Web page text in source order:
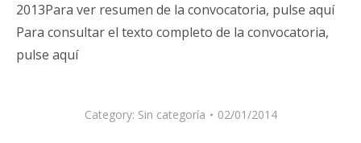
2013Para ver resumen de la convocatoria, pulse aquí
Para consultar el texto completo de la convocatoria,
pulse aquí
Category: Sin categoría 02/01/2014